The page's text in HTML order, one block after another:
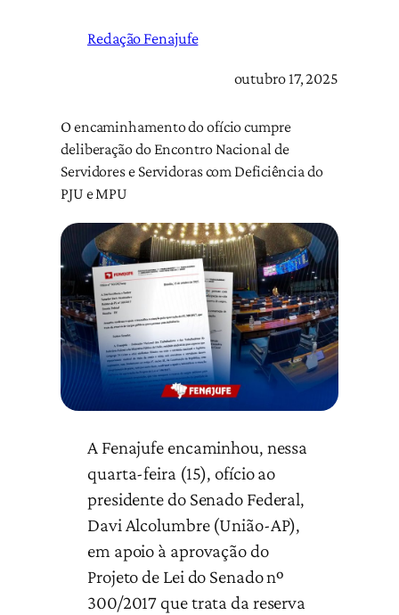
Redação Fenajufe
outubro 17, 2025
O encaminhamento do ofício cumpre
deliberação do Encontro Nacional de
Servidores e Servidoras com Deficiência do
PJU e MPU
A Fenajufe encaminhou, nessa
quarta-feira (15), ofício ao
presidente do Senado Federal,
Davi Alcolumbre (União-AP),
em apoio à aprovação do
Projeto de Lei do Senado nº
300/2017 que trata da reserva